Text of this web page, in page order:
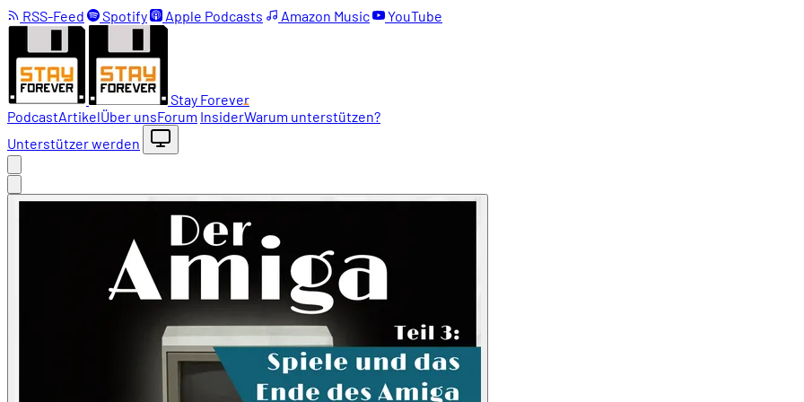
RSS-Feed Spotify Apple Podcasts Amazon Music YouTube
Stay Forever
PodcastArtikelÜber unsForum InsiderWarum unterstützen?
Unterstützer werden